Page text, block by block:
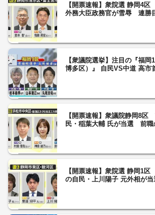
【開票速報】衆院選 静岡4
外務大臣政務官が雪辱 連勝
【衆議院選挙】注目の『福岡
博多区）』 自民VS中道 高市
【開票速報】衆議院静岡8区
民・稲葉大輔 氏が当選 前職
【開票速報】衆院選 静岡1
の自民・上川陽子 元外相が